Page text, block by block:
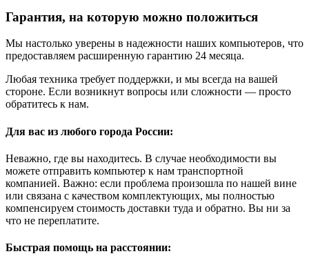
Гарантия, на которую можно положиться
Мы настолько уверены в надежности наших компьютеров, что
предоставляем расширенную гарантию 24 месяца.
Любая техника требует поддержки, и мы всегда на вашей
стороне. Если возникнут вопросы или сложности — просто
обратитесь к нам.
Для вас из любого города России:
Неважно, где вы находитесь. В случае необходимости вы
можете отправить компьютер к нам транспортной
компанией. Важно: если проблема произошла по нашей вине
или связана с качеством комплектующих, мы полностью
компенсируем стоимость доставки туда и обратно. Вы ни за
что не переплатите.
Быстрая помощь на расстоянии: